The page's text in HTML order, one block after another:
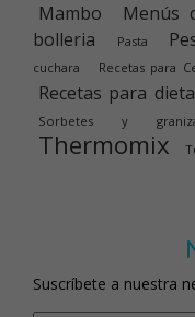
Mambo Menús
bolleria
Pasta
cuchara
Recetas para
Recetas para dieta
Sorbetes y
Thermomix
Suscríbete a nuestra